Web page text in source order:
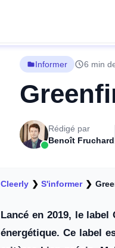
Informer 6 min
Rédigé par
Benoît Fruchard
Cleerly ❯S'informer❯
Lancé en 2019, le
énergétique. Ce label